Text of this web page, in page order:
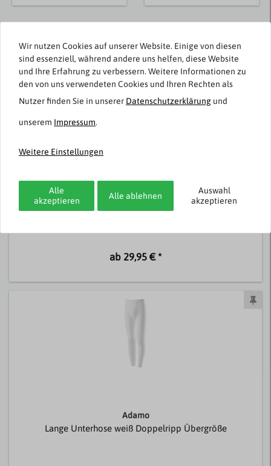
Passend dazu
Adamo
3er-Pack Slips Übergröße weiß
ab 29,95 € *
Adamo
Lange Unterhose weiß Doppelripp Übergröße
Wir nutzen Cookies auf unserer Website. Einige von diesen
sind essenziell, während andere uns helfen, diese Website
und Ihre Erfahrung zu verbessern. Weitere Informationen zu
den von uns verwendeten Cookies und Ihren Rechten als
Nutzer finden Sie in unserer Daten­schutz­erklärung und
unserem Impressum.
Weitere Einstellungen
Alle
akzeptieren
Alle ablehnen
Auswahl
akzeptieren